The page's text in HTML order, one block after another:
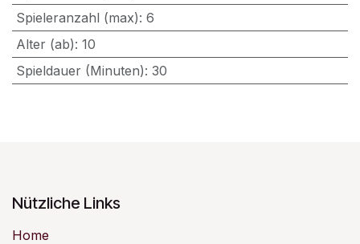
Spieleranzahl (max): 6
Alter (ab): 10
Spieldauer (Minuten): 30
Nützliche Links
Home